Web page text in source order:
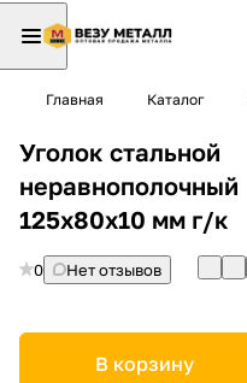
Главная Каталог
Уголок стальной
неравнополочный
125х80х10 мм г/к
0 Нет отзывов
В корзину